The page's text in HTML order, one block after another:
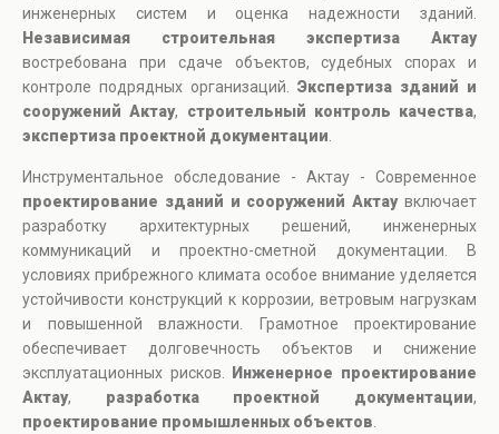
инженерных систем и оценка надежности зданий.
Независимая строительная экспертиза Актау
востребована при сдаче объектов, судебных спорах и
контроле подрядных организаций. Экспертиза зданий и
сооружений Актау, строительный контроль качества,
экспертиза проектной документации
Инструментальное обследование - Актау - Современное
проектирование зданий и сооружений Актаувключает
разработку архитектурных решений, инженерных
коммуникаций и проектно-сметной документации. В
условиях прибрежного климата особое внимание уделяется
устойчивости конструкций к коррозии, ветровым нагрузкам
и повышенной влажности. Грамотное проектирование
обеспечивает долговечность объектов и снижение
эксплуатационных рисков.
Инженерное проектирование
Актау, разработка проектной документации,
проектирование промышленных объектов